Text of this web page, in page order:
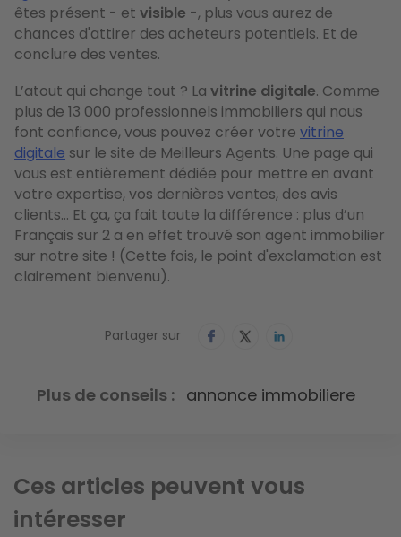
êtes présent - et visible -, plus vous aurez de
chances d'attirer des acheteurs potentiels. Et de
conclure des ventes.
L’atout qui change tout ? La vitrine digitale. Comme
plus de 13 000 professionnels immobiliers qui nous
font confiance, vous pouvez créer votre vitrine
digitale sur le site de Meilleurs Agents. Une page qui
vous est entièrement dédiée pour mettre en avant
votre expertise, vos dernières ventes, des avis
clients… Et ça, ça fait toute la différence : plus d’un
Français sur 2 a en effet trouvé son agent immobilier
sur notre site ! (Cette fois, le point d'exclamation est
clairement bienvenu).
Partager sur
Plus de conseils annonce immobiliere
Ces articles peuvent vous
intéresser